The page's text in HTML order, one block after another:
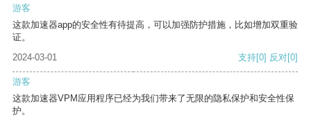
游客
这款加速器app的安全性有待提高，可以加强防护措施，比如增加双重验
证。
2024-03-01
支持[0] 反对[0]
游客
这款加速器VPM应用程序已经为我们带来了无限的隐私保护和安全性保
护。